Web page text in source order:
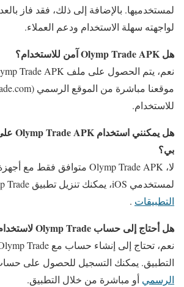
لمستخدميها. بالإضافة إلى ذلك، فقد فاز
لواجهته سهلة الاستخدام ودعم العملاء.
هل Olymp Trade APK آمن للاستخدام؟
للاستخدام.
بي؟
لمستخدمي iOS، يمكنك تنزيل تطبيق Olymp Trade من
التطبيقات .
هل أحتاج إلى حساب Olymp Trade لاستخدام التطبيق؟
التطبيق. يمكنك التسجيل للحصول على
الرسمي أو مباشرة من خلال التطبيق.